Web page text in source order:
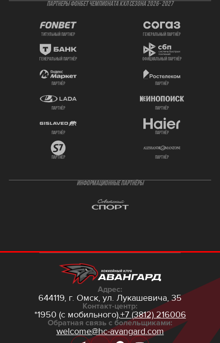
ПАРТНЕРЫ ФОНБЕТ ЧЕМПИОНАТА КХЛ СЕЗОНА 2026- 2027
титульный партнер генеральный партнёр
генеральный партнёр официальный партнёр
партнёр партнёр
партнёр партнёр
партнёр партнёр
партнёр партнёр
ИНФОРМАЦИОННЫЕ ПАРТНЁРЫ
Адрес:
644119, г. Омск, ул. Лукашевича, 35
Контакт-центр:
*1950 (с мобильного),+7 (3812) 216006
Обратная связь с болельщиками:
welcome@hc-avangard.com